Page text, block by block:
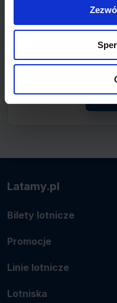
Latamy.pl
Bilety lotnicze
Promocje
Linie lotnicze
Lotniska